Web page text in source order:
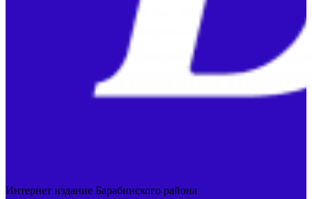
Интернет издание Барабинского района